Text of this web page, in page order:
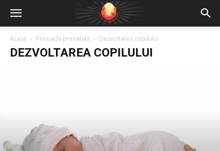
Acasă Perioada prenatală Dezvoltarea copilului
DEZVOLTAREA COPILULUI